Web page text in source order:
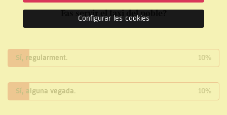
Fas servir el taxi del poble?
Sí, regularment. 10%
Sí, alguna vegada. 10%
Configurar les cookies